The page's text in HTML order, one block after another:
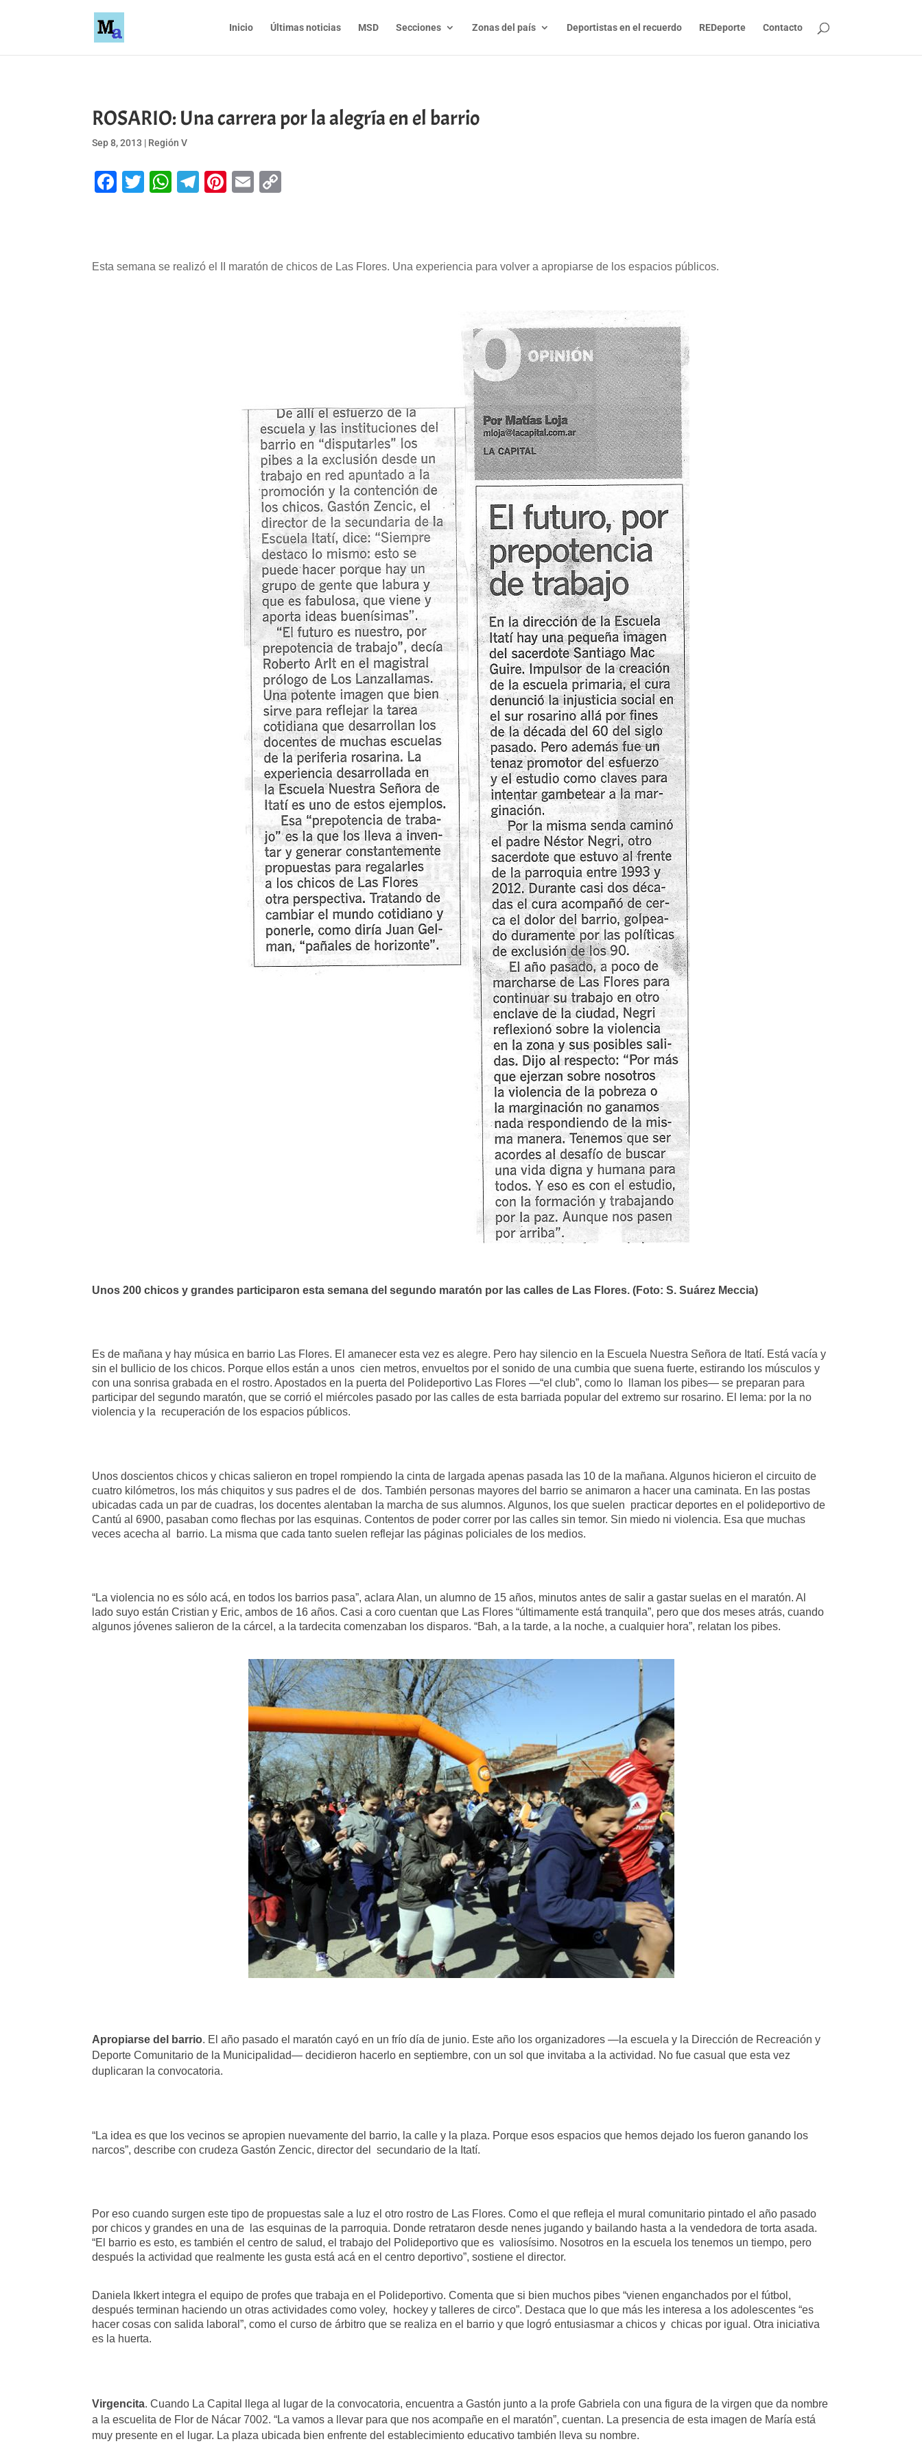
Inicio Últimas noticias MSD Secciones Zonas del país Deportistas en el recuerdo REDeporte Contacto
ROSARIO: Una carrera por la alegría en el barrio
Sep 8, 2013 | Región V
Facebook
Twitter
WhatsApp
Telegram
Pinterest
Email
Esta semana se realizó el II maratón de chicos de Las Flores. Una experiencia para volver a apropiarse de los espacios públicos.
Unos 200 chicos y grandes participaron esta semana del segundo maratón por las calles de Las Flores. (Foto: S. Suárez Meccia)
Es de mañana y hay música en barrio Las Flores. El amanecer esta vez es alegre. Pero hay silencio en la Escuela Nuestra Señora de Itatí. Está vacía y
sin el bullicio de los chicos. Porque ellos están a unos cien metros, envueltos por el sonido de una cumbia que suena fuerte, estirando los músculos y
con una sonrisa grabada en el rostro. Apostados en la puerta del Polideportivo Las Flores —“el club”, como lo llaman los pibes— se preparan para
participar del segundo maratón, que se corrió el miércoles pasado por las calles de esta barriada popular del extremo sur rosarino. El lema: por la no
violencia y la recuperación de los espacios públicos.
Unos doscientos chicos y chicas salieron en tropel rompiendo la cinta de largada apenas pasada las 10 de la mañana. Algunos hicieron el circuito de
cuatro kilómetros, los más chiquitos y sus padres el de dos. También personas mayores del barrio se animaron a hacer una caminata. En las postas
ubicadas cada un par de cuadras, los docentes alentaban la marcha de sus alumnos. Algunos, los que suelen practicar deportes en el polideportivo de
Cantú al 6900, pasaban como flechas por las esquinas. Contentos de poder correr por las calles sin temor. Sin miedo ni violencia. Esa que muchas
veces acecha al barrio. La misma que cada tanto suelen reflejar las páginas policiales de los medios.
“La violencia no es sólo acá, en todos los barrios pasa”, aclara Alan, un alumno de 15 años, minutos antes de salir a gastar suelas en el maratón. Al
lado suyo están Cristian y Eric, ambos de 16 años. Casi a coro cuentan que Las Flores “últimamente está tranquila”, pero que dos meses atrás, cuando
algunos jóvenes salieron de la cárcel, a la tardecita comenzaban los disparos. “Bah, a la tarde, a la noche, a cualquier hora”, relatan los pibes.
Apropiarse del barrio. El año pasado el maratón cayó en un frío día de junio. Este año los organizadores —la escuela y la Dirección de Recreación y
Deporte Comunitario de la Municipalidad— decidieron hacerlo en septiembre, con un sol que invitaba a la actividad. No fue casual que esta vez
duplicaran la convocatoria.
“La idea es que los vecinos se apropien nuevamente del barrio, la calle y la plaza. Porque esos espacios que hemos dejado los fueron ganando los
narcos”, describe con crudeza Gastón Zencic, director del secundario de la Itatí.
Por eso cuando surgen este tipo de propuestas sale a luz el otro rostro de Las Flores. Como el que refleja el mural comunitario pintado el año pasado
por chicos y grandes en una de las esquinas de la parroquia. Donde retrataron desde nenes jugando y bailando hasta a la vendedora de torta asada.
“El barrio es esto, es también el centro de salud, el trabajo del Polideportivo que es valiosísimo. Nosotros en la escuela los tenemos un tiempo, pero
después la actividad que realmente les gusta está acá en el centro deportivo”, sostiene el director.
Daniela Ikkert integra el equipo de profes que trabaja en el Polideportivo. Comenta que si bien muchos pibes “vienen enganchados por el fútbol,
después terminan haciendo un otras actividades como voley, hockey y talleres de circo”. Destaca que lo que más les interesa a los adolescentes “es
hacer cosas con salida laboral”, como el curso de árbitro que se realiza en el barrio y que logró entusiasmar a chicos y chicas por igual. Otra iniciativa
es la huerta.
Virgencita. Cuando La Capital llega al lugar de la convocatoria, encuentra a Gastón junto a la profe Gabriela con una figura de la virgen que da nombre
a la escuelita de Flor de Nácar 7002. “La vamos a llevar para que nos acompañe en el maratón”, cuentan. La presencia de esta imagen de María está
muy presente en el lugar. La plaza ubicada bien enfrente del establecimiento educativo también lleva su nombre.